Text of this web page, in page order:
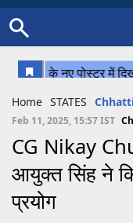
Uttar Pradesh
Chhattisgarh
Bihar
Uttrakhand
Cricket
Football
Home STATES
Feb 11, 2025, 15:57 IST
CG Nikay
आयुक्त सिंह ने
प्रयोग